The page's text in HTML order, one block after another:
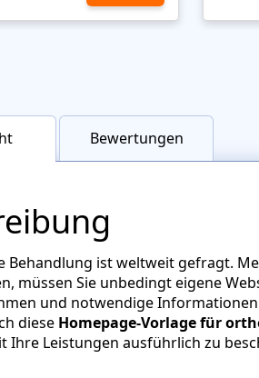
Bewertungen
Behandlung ist weltweit gefragt.
müssen Sie unbedingt eigene
und notwendige
diese Homepage-Vorlage für
Ihre Leistungen ausführlich zu